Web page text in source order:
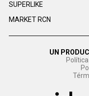
SUPERLIKE
MARKET RCN
UN